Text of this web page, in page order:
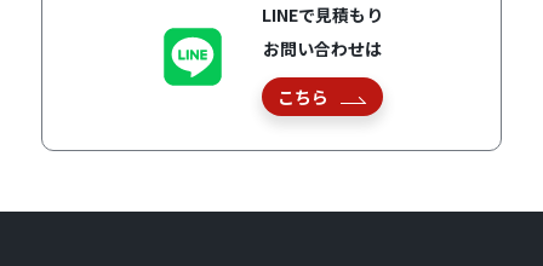
LINEで見積もり
お問い合わせは
こちら